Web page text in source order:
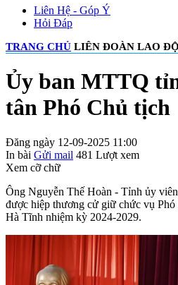
Liên Hệ - Góp Ý
Hỏi Đáp
TRANG CHỦ LIÊN ĐOÀN LAO
Ủy ban MTTQ
tân Phó Chủ tịch
Đăng ngày 12-09-2025 11:00
In bài Gửi mail 481 Lượt xem
Xem cỡ chữ
Ông Nguyễn Thế Hoàn - Tỉnh ủy
được hiệp thương cử giữ chức vụ
Hà Tĩnh nhiệm kỳ 2024-2029.